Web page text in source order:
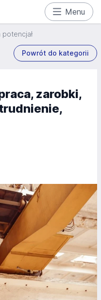
Menu
Powrót do kategorii
zarobki,